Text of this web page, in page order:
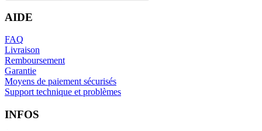
AIDE
FAQ
Livraison
Remboursement
Garantie
Moyens de paiement sécurisés
Support technique et problèmes
INFOS